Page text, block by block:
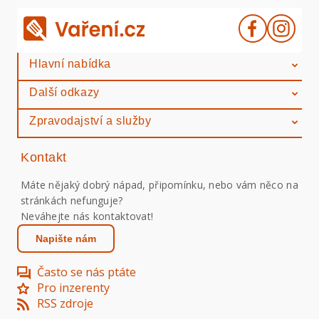
Hlavní nabídka
Další odkazy
Zpravodajství a služby
Kontakt
Máte nějaký dobrý nápad, připomínku, nebo vám něco na
stránkách nefunguje?
Neváhejte nás kontaktovat!
Napište nám
Často se nás ptáte
Pro inzerenty
RSS zdroje